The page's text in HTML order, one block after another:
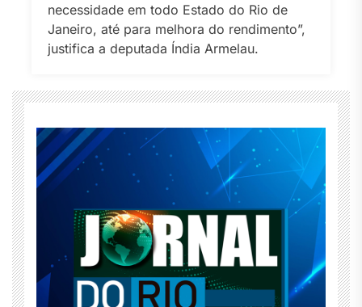
necessidade em todo Estado do Rio de
Janeiro, até para melhora do rendimento”,
justifica a deputada Índia Armelau.